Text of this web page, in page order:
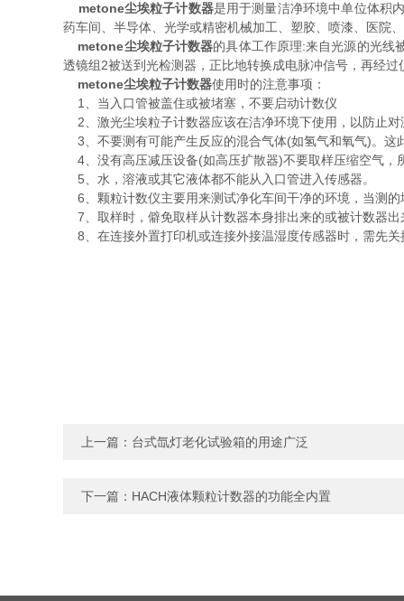
metone尘埃粒子计数器是用于测量洁净环境中单位体积
药车间、半导体、光学或精密机械加工、塑胶、喷漆、医院
metone尘埃粒子计数器的具体工作原理:来自光源的光线
透镜组2被送到光检测器，正比地转换成电脉冲信号，再经
metone尘埃粒子计数器使用时的注意事项：
1、当入口管被盖住或被堵塞，不要启动计数仪
2、激光尘埃粒子计数器应该在洁净环境下使用，以防止对
3、不要测有可能产生反应的混合气体(如氢气和氧气)。这
4、没有高压减压设备(如高压扩散器)不要取样压缩空气，
5、水，溶液或其它液体都不能从入口管进入传感器。
6、颗粒计数仪主要用来测试净化车间干净的环境，当测
7、取样时，僻免取样从计数器本身排出来的或被计数器出
8、在连接外置打印机或连接外接温湿度传感器时，需先
上一篇： 台式氙灯老化试验箱的用途广泛
下一篇： HACH液体颗粒计数器的功能全内置